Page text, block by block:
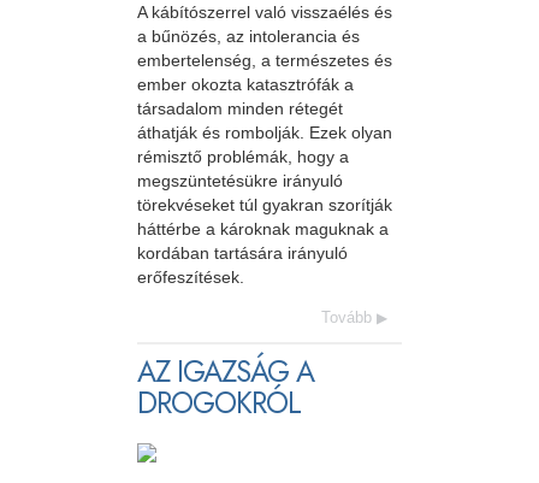
A kábítószerrel való visszaélés és
a bűnözés, az intolerancia és
embertelenség, a természetes és
ember okozta katasztrófák a
társadalom minden rétegét
áthatják és rombolják. Ezek olyan
rémisztő problémák, hogy a
megszüntetésükre irányuló
törekvéseket túl gyakran szorítják
háttérbe a károknak maguknak a
kordában tartására irányuló
erőfeszítések.
Tovább
AZ IGAZSÁG A
DROGOKRÓL